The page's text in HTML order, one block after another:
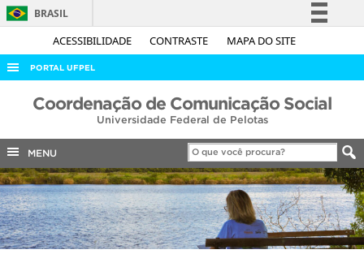
ACESSIBILIDADE CONTRASTE MAPA DO SITE
BRASIL
Simplifique!
Acesso à informação
Legislação
Canais
PORTAL UFPEL
ACESSO À INFORMAÇÃO
COBALTO
CONCURSOS
EDITAIS
INTERNACIONAL
Coordenação de Comunicação Social
Universidade Federal de Pelotas
MENU